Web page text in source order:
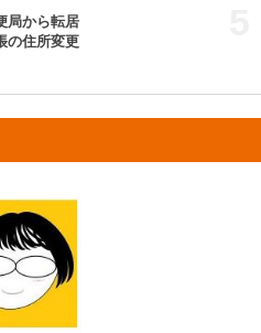
局から転居
の住所変更